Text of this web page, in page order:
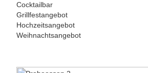
Cocktailbar
Grillfestangebot
Hochzeitsangebot
Weihnachtsangebot